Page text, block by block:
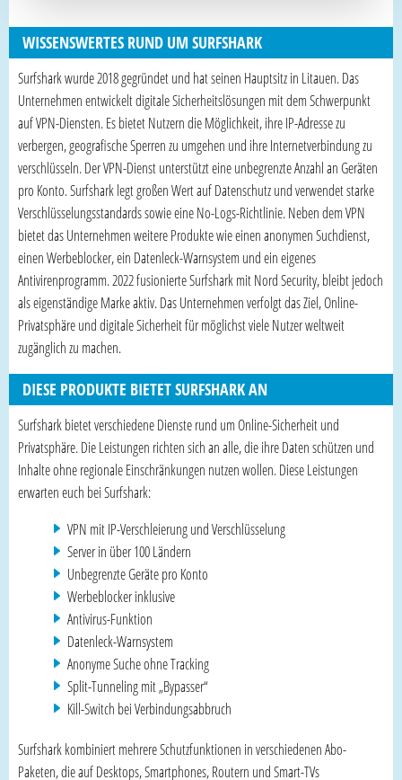
WISSENSWERTES RUND UM SURFSHARK
Surfshark wurde 2018 gegründet und hat seinen Hauptsitz in Litauen. Das
Unternehmen entwickelt digitale Sicherheitslösungen mit dem Schwerpunkt
auf VPN-Diensten. Es bietet Nutzern die Möglichkeit, ihre IP-Adresse zu
verbergen, geografische Sperren zu umgehen und ihre Internetverbindung zu
verschlüsseln. Der VPN-Dienst unterstützt eine unbegrenzte Anzahl an Geräten
pro Konto. Surfshark legt großen Wert auf Datenschutz und verwendet starke
Verschlüsselungsstandards sowie eine No-Logs-Richtlinie. Neben dem VPN
bietet das Unternehmen weitere Produkte wie einen anonymen Suchdienst,
einen Werbeblocker, ein Datenleck-Warnsystem und ein eigenes
Antivirenprogramm. 2022 fusionierte Surfshark mit Nord Security, bleibt jedoch
als eigenständige Marke aktiv. Das Unternehmen verfolgt das Ziel, Online-
Privatsphäre und digitale Sicherheit für möglichst viele Nutzer weltweit
zugänglich zu machen.
DIESE PRODUKTE BIETET SURFSHARK AN
Surfshark bietet verschiedene Dienste rund um Online-Sicherheit und
Privatsphäre. Die Leistungen richten sich an alle, die ihre Daten schützen und
Inhalte ohne regionale Einschränkungen nutzen wollen. Diese Leistungen
erwarten euch bei Surfshark:
VPN mit IP-Verschleierung und Verschlüsselung
Server in über 100 Ländern
Unbegrenzte Geräte pro Konto
Werbeblocker inklusive
Antivirus-Funktion
Datenleck-Warnsystem
Anonyme Suche ohne Tracking
Split-Tunneling mit „Bypasser“
Kill-Switch bei Verbindungsabbruch
Surfshark kombiniert mehrere Schutzfunktionen in verschiedenen Abo-
Paketen, die auf Desktops, Smartphones, Routern und Smart-TVs